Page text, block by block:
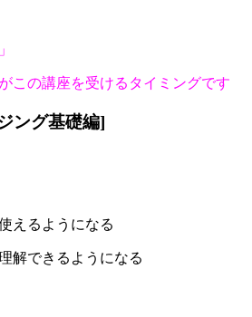
この講座を受けるタイミングです
ング基礎編]
えるようになる
解できるようになる